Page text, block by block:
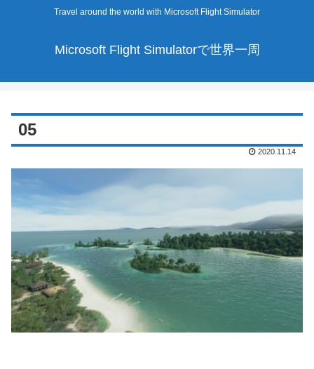
Travel around the world with Microsoft Flight Simulator
Microsoft Flight Simulatorで世界一周
05
2020.11.14